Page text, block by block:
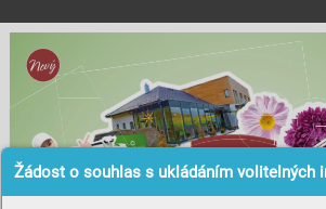
Žádost o souhlas s ukládáním volitelných
Novy